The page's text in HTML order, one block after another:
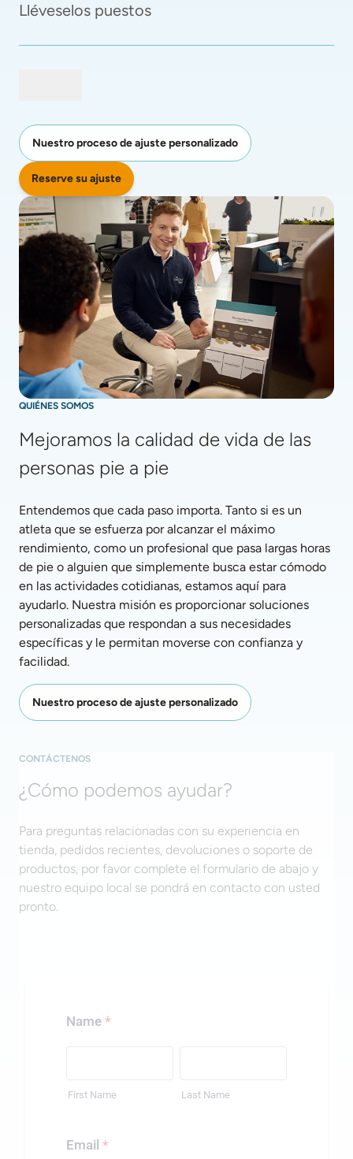
Lléveselos puestos
Nuestro proceso de ajuste personalizado
Reserve su ajuste
QUIÉNES SOMOS
Mejoramos la calidad de vida de las
personas pie a pie
Entendemos que cada paso importa. Tanto si es un
atleta que se esfuerza por alcanzar el máximo
rendimiento, como un profesional que pasa largas horas
de pie o alguien que simplemente busca estar cómodo
en las actividades cotidianas, estamos aquí para
ayudarlo. Nuestra misión es proporcionar soluciones
personalizadas que respondan a sus necesidades
específicas y le permitan moverse con confianza y
facilidad.
Nuestro proceso de ajuste personalizado
CONTÁCTENOS
¿Cómo podemos ayudar?
Para preguntas relacionadas con su experiencia en
tienda, pedidos recientes, devoluciones o soporte de
productos, por favor complete el formulario de abajo y
nuestro equipo local se pondrá en contacto con usted
pronto.